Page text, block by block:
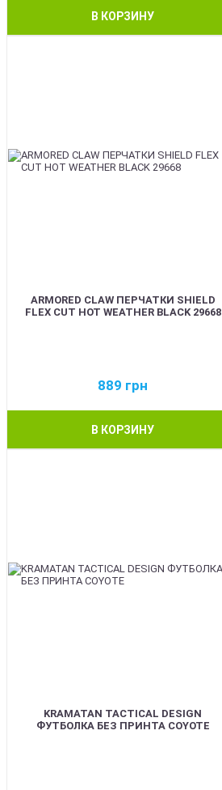
В КОРЗИНУ
ARMORED CLAW ПЕРЧАТКИ SHIELD
FLEX CUT HOT WEATHER BLACK 29668
889 грн
В КОРЗИНУ
KRAMATAN TACTICAL DESIGN
ФУТБОЛКА БЕЗ ПРИНТА COYOTE